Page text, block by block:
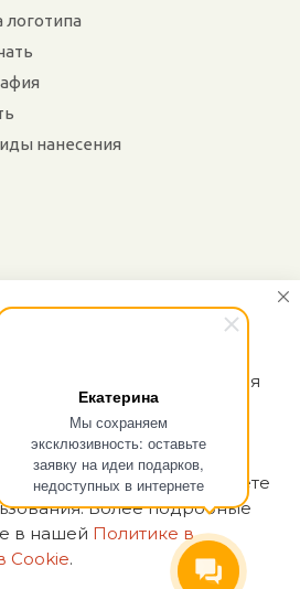
Екатерина
Мы сохраняем
эксклюзивность: оставьте
заявку на идеи подарков,
недоступных в интернете
нанесения
конфиденциальности
И. ИНН 661219180590 ОГРН
cookie, разработанные
и третьими лицами, для
нашем веб-сайте, что
взаимодействие с
Продолжая
сайта, вы принимаете
Более подробные
в нашей Политике в
Cookie.